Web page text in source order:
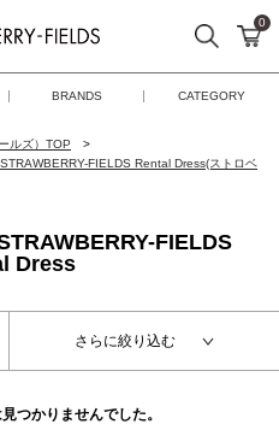
STRAWBERRY-FIELDS
検索 カ
0
BRANDS CATEGORY
ルズ）TOP
STRAWBERRY-FIELDS Rental Dress(ストロベ
FIELDS
Dress
さらに絞り込む
つかりませんでした。